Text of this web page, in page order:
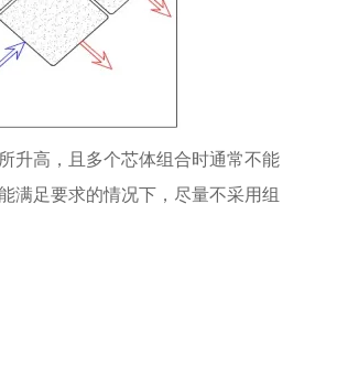
升高，且多个芯体组合时通常不能
满足要求的情况下，尽量不采用组